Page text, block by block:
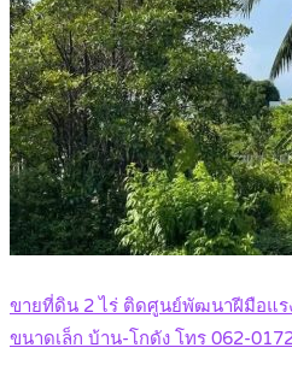
ขายที่ดิน 2 ไร่ ติดศูนย์พัฒนาฝีมือแร
ขนาดเล็ก บ้าน-โกดัง โทร 062-